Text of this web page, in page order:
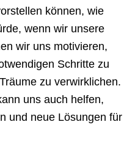
können, wie
wenn wir unsere
wir uns motivieren,
Schritte zu
zu verwirklichen.
uns auch helfen,
und neue Lösungen für